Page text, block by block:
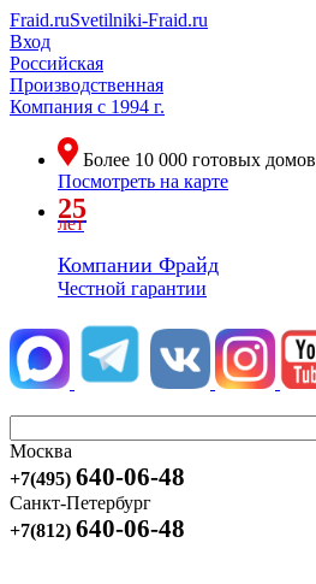
Fraid.ruSvetilniki-Fraid.ru
Вход
Российская
Производственная
Компания с 1994 г.
Более 10 000 готовых домов
Посмотреть на карте
25
лет
Компании Фрайд
Честной гарантии
Москва
+7(495) 640-06-48
Санкт-Петербург
+7(812) 640-06-48